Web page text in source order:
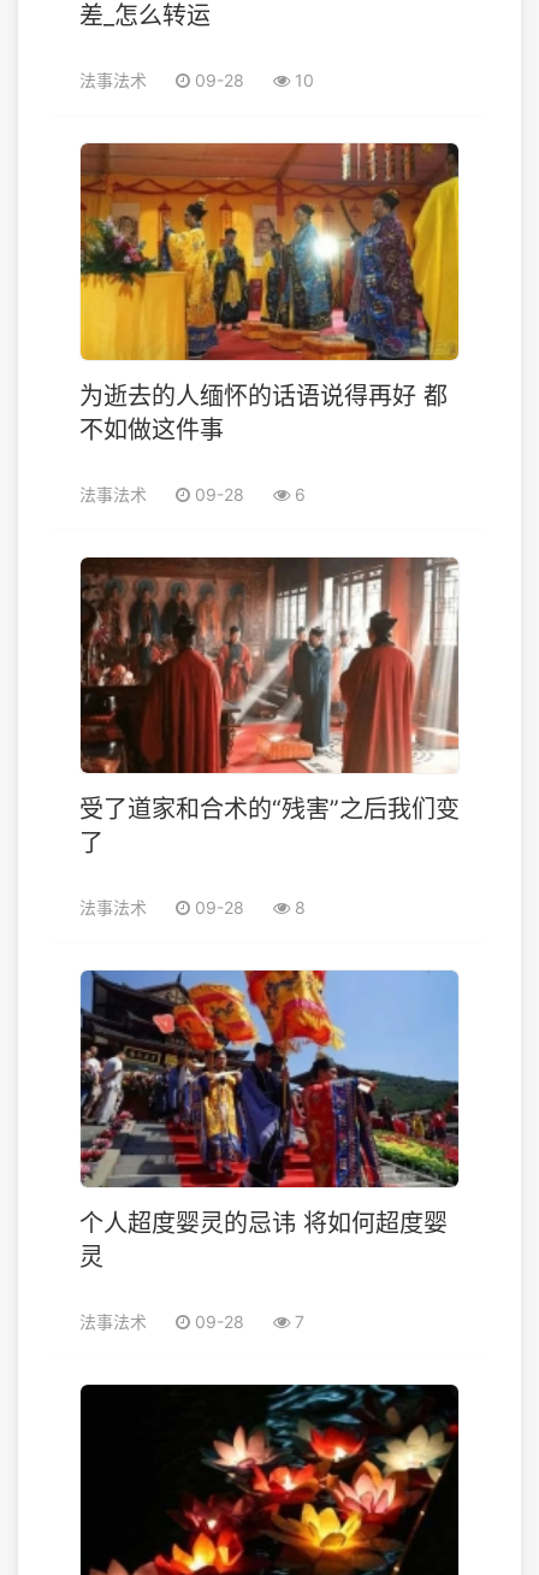
差_怎么转运
法事法术 09-28 10
为逝去的人缅怀的话语说得再好 都
不如做这件事
法事法术 09-28 6
受了道家和合术的“残害”之后我们变
了
法事法术 09-28 8
个人超度婴灵的忌讳 将如何超度婴
灵
法事法术 09-28 7